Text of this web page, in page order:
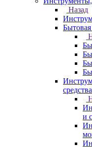
Назад
и